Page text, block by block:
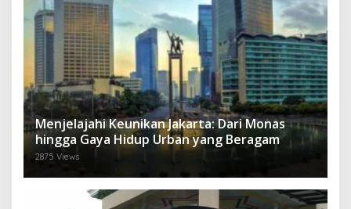
Menjelajahi Keunikan Jakarta: Dari Monas
hingga Gaya Hidup Urban yang Beragam
2875 Views